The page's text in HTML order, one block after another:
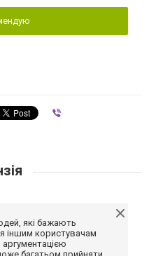
які бажають
іншим користувачам